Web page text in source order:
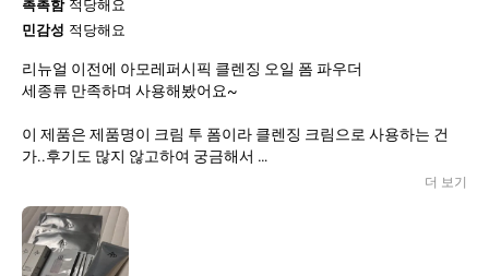
촉촉함 적당해요
민감성 적당해요
리뉴얼 이전에 아모레퍼시픽 클렌징 오일 폼 파우더
세종류 만족하며 사용해봤어요~
이 제품은 제품명이 크림 투 폼이라 클렌징 크림으로 사용하는 건
가..후기도 많지 않고하여 궁금해서
세안 전 손에 덜어 얼굴에 펴바르면서 롤링하는데
클렌징 크림처럼 화장품을 녹여내는 듯한 느낌보단
왠지 클렌징 폼을 얼굴에 롤링하는 느낌이어서
더 보기